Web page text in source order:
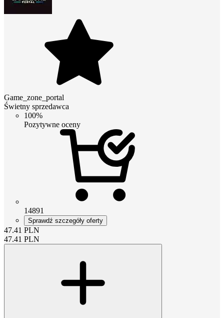
Game_zone_portal
Świetny sprzedawca
100%
Pozytywne oceny
14891
Sprawdź szczegóły oferty
47.41 PLN
47.41 PLN